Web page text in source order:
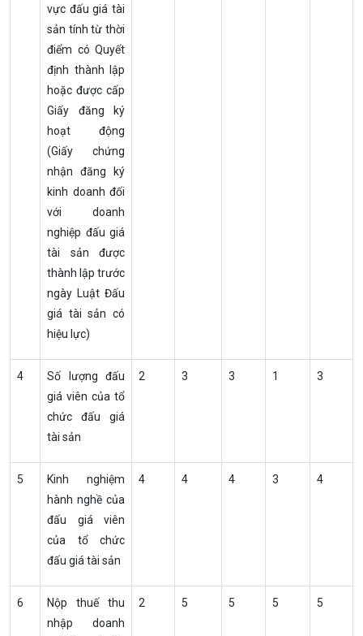
vực đấu giá tài
sản tính từ thời
điểm có Quyết
định thành lập
hoặc được cấp
Giấy đăng ký
hoạt động
(Giấy chứng
nhận đăng ký
kinh doanh đối
với doanh
nghiệp đấu giá
tài sản được
thành lập trước
ngày Luật Đấu
giá tài sản có
hiệu lực)
4
Số lượng đấu
giá viên của tổ
chức đấu giá
tài sản
2 3 3 1 3
5
Kinh nghiệm
hành nghề của
đấu giá viên
của tổ chức
đấu giá tài sản
4 4 4 3 4
6
Nộp thuế thu
nhập doanh
2 5 5 5 5